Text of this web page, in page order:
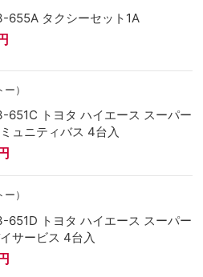
655A タクシーセット1A
）
651C トヨタ ハイエース スーパー
ュニティバス 4台入
円
）
651D トヨタ ハイエース スーパー
サービス 4台入
円